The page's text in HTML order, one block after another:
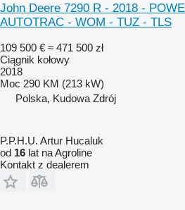
John Deere 7290 R - 2018 -
AUTOTRAC - WOM - TUZ - TLS
109 500 € ≈ 471 500 zł
Ciągnik kołowy
2018
Moc 290 KM (213 kW)
Polska, Kudowa Zdrój
P.P.H.U. Artur Hucaluk
od 16 lat na Agroline
Kontakt z dealerem